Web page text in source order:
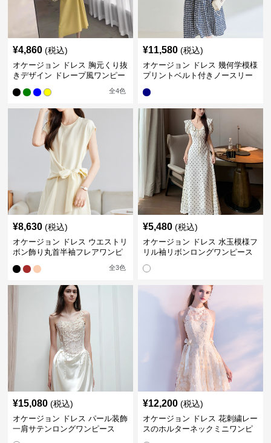
¥4,860 (税込)
オケージョン ドレス 胸元くり抜
きデザイン ドレープ風ワンピー
全4色
¥11,580 (税込)
オケージョン ドレス 幾何学模様
プリントベルト付きノースリー
¥8,630 (税込)
オケージョン ドレス ウエストリ
ボン飾り丸首半袖フレアワンピ
全3色
¥5,480 (税込)
オケージョン ドレス 水玉模様フ
リル袖リボンロングワンピース
¥15,080 (税込)
オケージョン ドレス パール装飾
一肩サテンロングワンピース
¥12,200 (税込)
オケージョン ドレス 花刺繍レー
スのホルターネックミニワンピ